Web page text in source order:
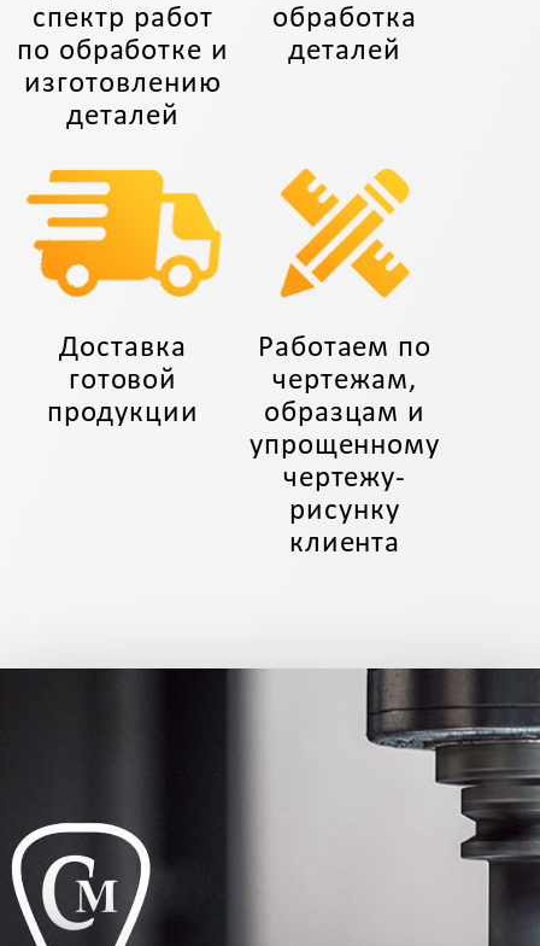
спектр работ
по обработке и
изготовлению
деталей
обработка
деталей
Доставка
готовой
продукции
Работаем по
чертежам,
образцам и
упрощенному
чертежу-
рисунку
клиента